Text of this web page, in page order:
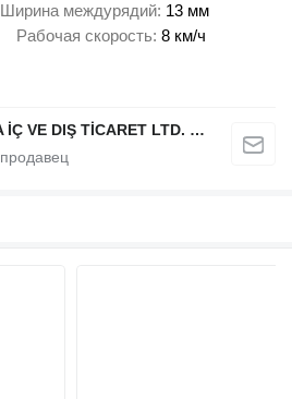
Ширина междурядий 13 мм
Рабочая скорость 8 км/ч
SOLMAX STEEL MAKİNA İÇ VE DIŞ TİCARET LTD. ŞTİ.